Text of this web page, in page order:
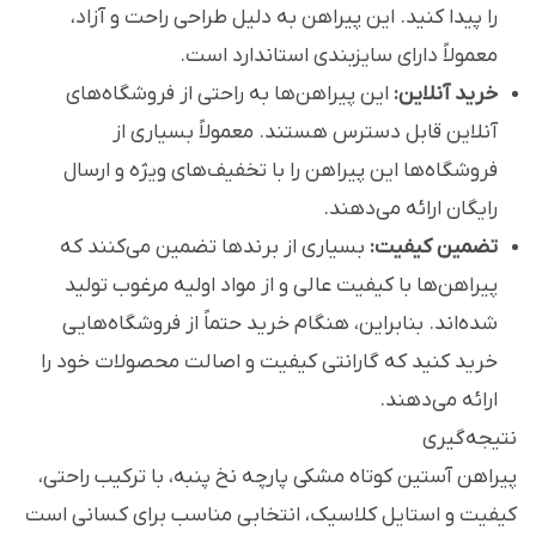
را پیدا کنید. این پیراهن به دلیل طراحی راحت و آزاد،
معمولاً دارای سایزبندی استاندارد است.
خرید آنلاین: این پیراهن‌ها به راحتی از فروشگاه‌های
آنلاین قابل دسترس هستند. معمولاً بسیاری از
فروشگاه‌ها این پیراهن را با تخفیف‌های ویژه و ارسال
رایگان ارائه می‌دهند.
تضمین کیفیت: بسیاری از برندها تضمین می‌کنند که
پیراهن‌ها با کیفیت عالی و از مواد اولیه مرغوب تولید
شده‌اند. بنابراین، هنگام خرید حتماً از فروشگاه‌هایی
خرید کنید که گارانتی کیفیت و اصالت محصولات خود را
ارائه می‌دهند.
نتیجه‌گیری
پیراهن آستین کوتاه مشکی پارچه نخ پنبه، با ترکیب راحتی،
کیفیت و استایل کلاسیک، انتخابی مناسب برای کسانی است